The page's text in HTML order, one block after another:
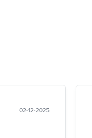
02-12-2025